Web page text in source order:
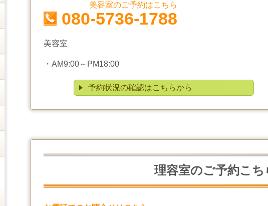
美容室のご予約はこちら
080-5736-1788
美容室
・ AM9:00～PM18:00
予約状況の確認はこちらから
理容室のご予約こち